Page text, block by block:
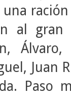
al gran
Álvaro,
Paso